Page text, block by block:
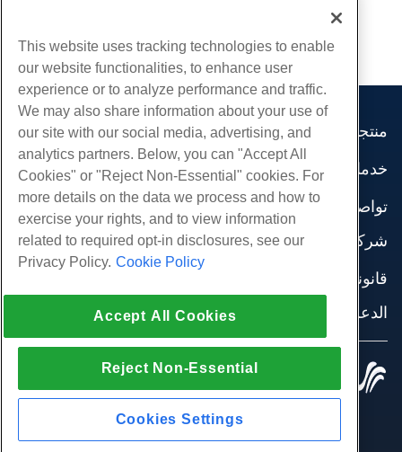
قوة وأسهل في العمل معها. سواء كنت تكتب البرامج النصية
منتجات
استضافة الموقع
استضافة الأعمال
موزع استضافة
موزع العلامة البيضاء
إدارة لينكس VPS
لينكس غير المدارة VPS
نوافذ غير مُدارة VPS
خوادم السحابة
موازن التحميل
تخزين الكتلة
خدمات
هجرات الموقع
تواصل اجتماعي
وثائق المنتج
مدونة
شركة
اتصل بنا
مراكز البيانات
إنضم لبرنامج
قانوني
شروط الخدمة
تطبيق القانون
اتفاقية الشراكة
الدعم
الدردشة الحية معنا
افتح تذكرة الدعم
مراسلتنا على البريد الاليكتروني
This website uses tracking technologies to enable
our website functionalities, to enhance user
experience or to analyze performance and traffic.
We may also share information about your use of
our site with our social media, advertising, and
analytics partners. Below, you can "Accept All
Cookies" or "Reject Non-Essential" cookies. For
more details on the data we process and how to
exercise your rights, and to view information
related to required opt-in disclosures, see our
Privacy Policy. Cookie Policy
Accept All Cookies
Reject Non-Essential
Cookies Settings